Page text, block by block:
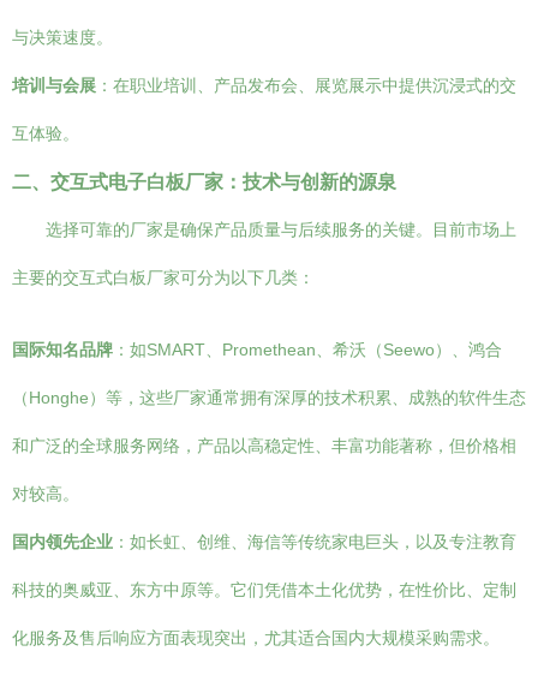
与决策速度。
培训与会展 ：在职业培训、产品发布会、展览展示中提供沉浸式的交
互体验。
二、交互式电子白板厂家：技术与创新的源泉
选择可靠的厂家是确保产品质量与后续服务的关键。目前市场上
主要的交互式白板厂家可分为以下几类：
国际知名品牌 ：如SMART、Promethean、希沃（Seewo）、鸿合
（Honghe）等，这些厂家通常拥有深厚的技术积累、成熟的软件生态
和广泛的全球服务网络，产品以高稳定性、丰富功能著称，但价格相
对较高。
国内领先企业 ：如长虹、创维、海信等传统家电巨头，以及专注教育
科技的奥威亚、东方中原等。它们凭借本土化优势，在性价比、定制
化服务及售后响应方面表现突出，尤其适合国内大规模采购需求。